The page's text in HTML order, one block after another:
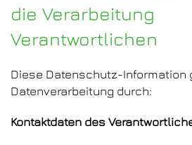
die Verarbeitung
Verantwortlichen
Diese Datenschutz-Information
Datenverarbeitung durch:
Kontaktdaten des